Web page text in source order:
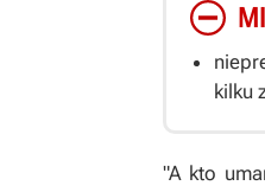
kilku
"A kto